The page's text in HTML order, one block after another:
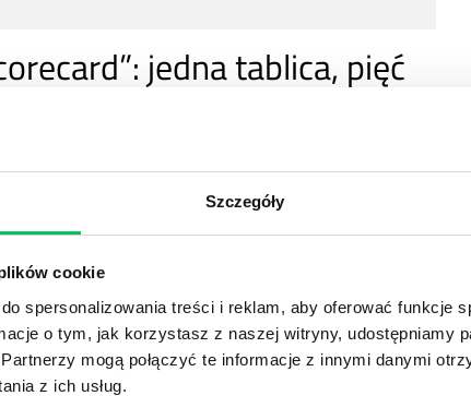
Szczegóły
cookie
spersonalizowania treści i reklam, aby oferować funkcje
o tym, jak korzystasz z naszej witryny, udostępniamy
mogą połączyć te informacje z innymi danymi
z ich usług.
jedna tablica, pięć
– krótka ankieta z pytaniem otwartym („Jak brzmi
z listy). Raportujemy wynik ogółem i per dział.
2-3 pytania o zgodność komunikatów z poziomu
trend i różnicę między
jasności– porównujemy wskaźnik odejść w
„rozumiem strategię” vs. reszta (metryka efektu